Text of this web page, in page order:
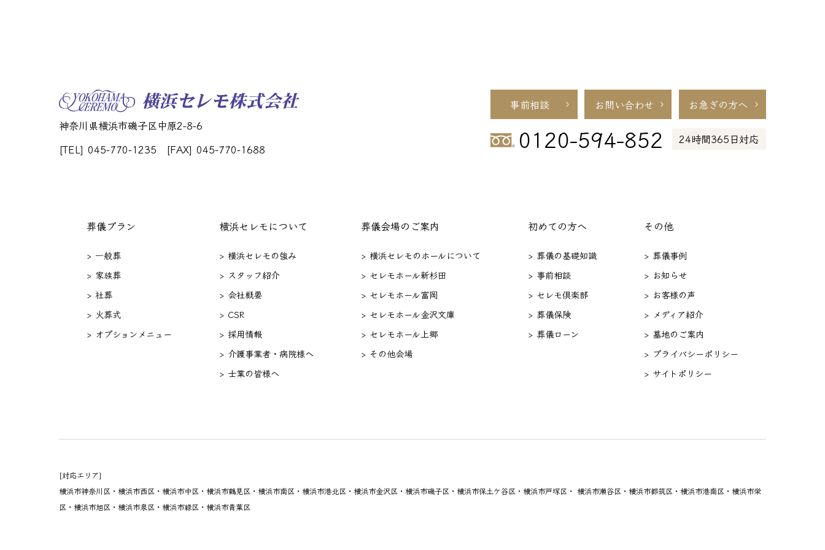
神奈川県横浜市磯子区中原2-8-6
[TEL] 045-770-1235
[FAX] 045-770-1688
事前相談 お問い合わせ お急ぎの方へ
0120-594-852 24時間365日対応
葬儀プラン
> 一般葬
> 家族葬
> 社葬
> 火葬式
> オプションメニュー
横浜セレモについて
> 横浜セレモの強み
> スタッフ紹介
> 会社概要
> CSR
> 採用情報
> 介護事業者・病院様へ
> 士業の皆様へ
葬儀会場のご案内
> 横浜セレモのホールについて
> セレモホール新杉田
> セレモホール富岡
> セレモホール金沢文庫
> セレモホール上郷
> その他会場
初めての方へ
> 葬儀の基礎知識
> 事前相談
> セレモ倶楽部
> 葬儀保険
> 葬儀ローン
その他
> 葬儀事例
> お知らせ
> お客様の声
> メディア紹介
> 墓地のご案内
> プライバシーポリシー
> サイトポリシー
[対応エリア]
横浜市神奈川区・横浜市西区・横浜市中区・横浜市鶴見区・横浜市南区・横浜市港北区・横浜市金沢区・横浜市磯子区・横浜市保土ケ谷区・横浜市戸塚区・ 横浜市瀬谷区・横浜市都筑区・横浜市港南区・横浜市栄
区・横浜市旭区・横浜市泉区・横浜市緑区・横浜市青葉区